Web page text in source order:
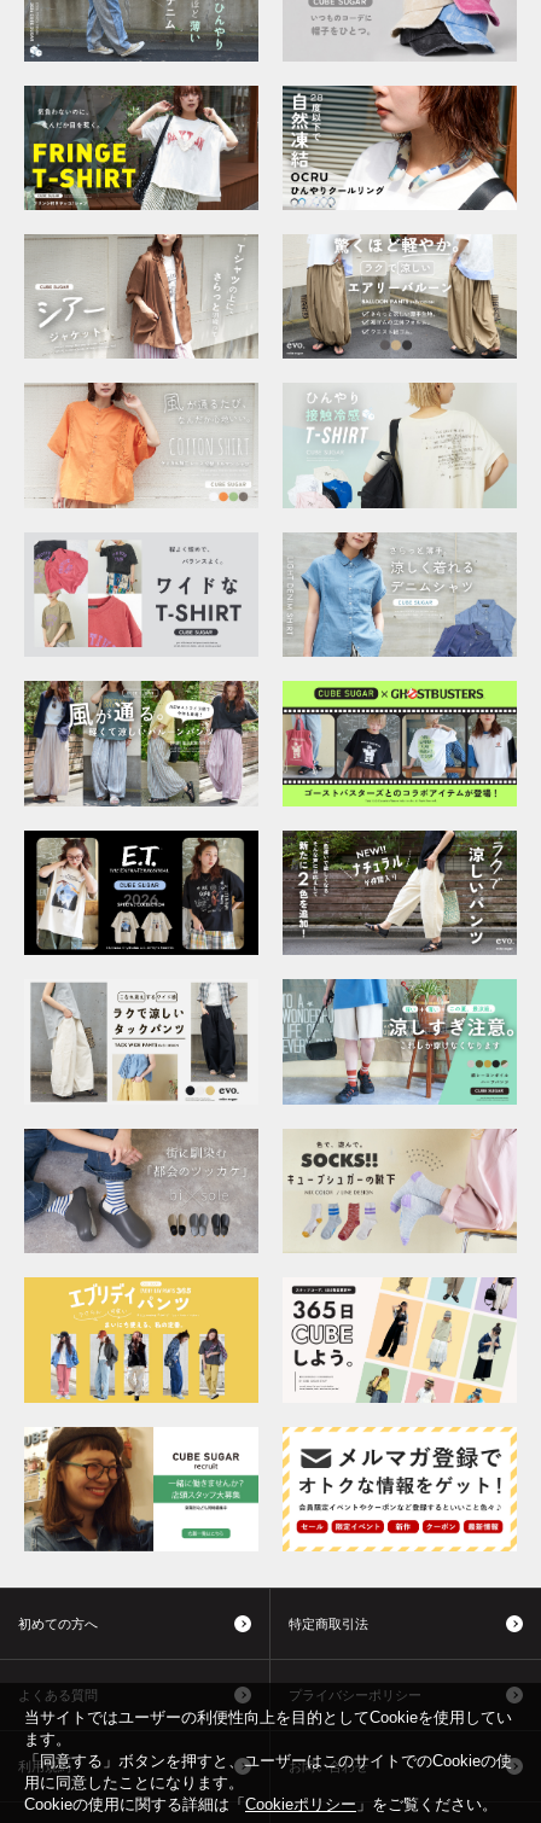
初めての方へ 特定商取引法
よくある質問 プライバシーポリシー
利用規約 お問い合わせ
当サイトではユーザーの利便性向上を目的としてCookieを使用してい
ます。
「同意する」ボタンを押すと、ユーザーはこのサイトでのCookieの使
用に同意したことになります。
Cookieの使用に関する詳細は「 Cookieポリシー 」をご覧ください。